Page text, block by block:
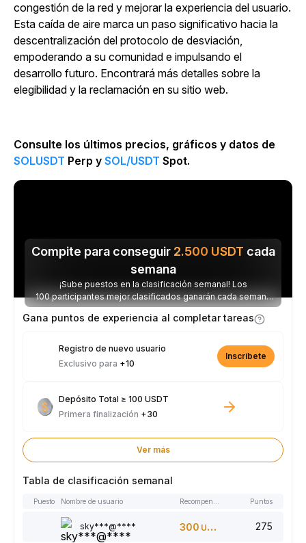
congestión de la red y mejorar la experiencia del usuario.
Esta caída de aire marca un paso significativo hacia la
descentralización del protocolo de desviación,
empoderando a su comunidad e impulsando el
desarrollo futuro. Encontrará más detalles sobre la
elegibilidad y la reclamación en su sitio web.
Consulte los últimos precios, gráficos y datos de
SOLUSDT Perp y SOL/USDT Spot.
Compite para conseguir 2.500 USDT cada
semana
¡Sube puestos en la clasificación semanal! Los
100 participantes mejor clasificados ganarán cada semana
parte de los 2.500 USDT disponibles.
Gana puntos de experiencia al completar tareas
Registro de nuevo usuario
Exclusivo para +10
Inscríbete
Depósito Total ≥ 100 USDT
Primera finalización +30
Ver más
Tabla de clasificación semanal
Puesto Nombre de usuario Puntos
sky***@**** 300 USDT 275